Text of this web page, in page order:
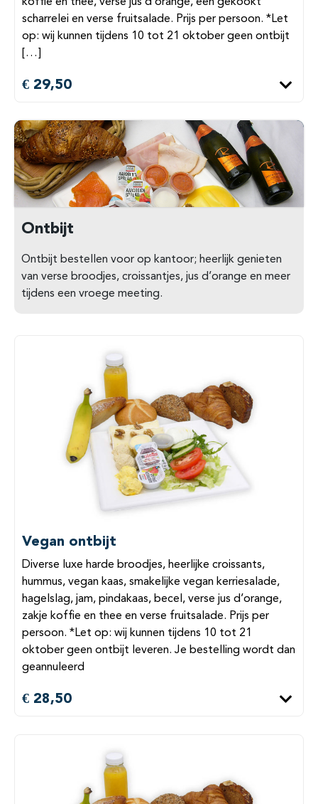
scharrelei en verse fruitsalade. Prijs per persoon. *Let
op: wij kunnen tijdens 10 tot 21 oktober geen ontbijt
[…]
€ 29,50
Ontbijt
Ontbijt bestellen voor op kantoor; heerlijk genieten
van verse broodjes, croissantjes, jus d’orange en meer
tijdens een vroege meeting.
Vegan ontbijt
Diverse luxe harde broodjes, heerlijke croissants,
hummus, vegan kaas, smakelijke vegan kerriesalade,
hagelslag, jam, pindakaas, becel, verse jus d’orange,
zakje koffie en thee en verse fruitsalade. Prijs per
persoon. *Let op: wij kunnen tijdens 10 tot 21
oktober geen ontbijt leveren. Je bestelling wordt dan
geannuleerd
€ 28,50